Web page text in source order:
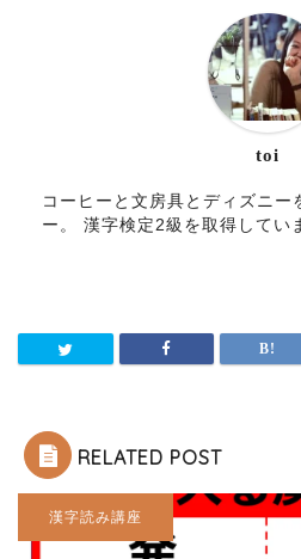
toi
コーヒーと文房具とディズニー
ー。 漢字検定2級を取得してい
RELATED POST
漢字読み講座